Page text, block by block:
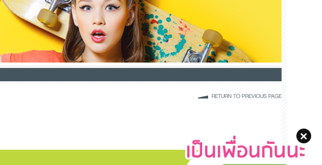
RETURN TO PREVIOUS PAGE